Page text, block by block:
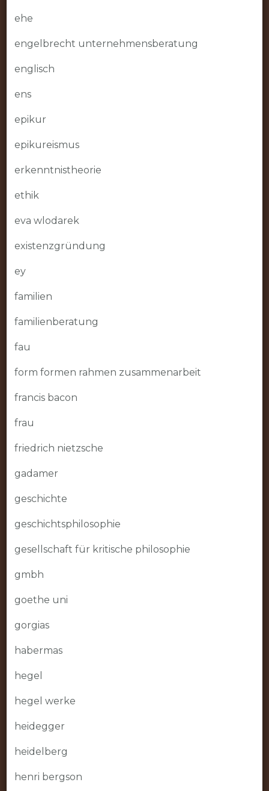
ehe
engelbrecht unternehmensberatung
englisch
ens
epikur
epikureismus
erkenntnistheorie
ethik
eva wlodarek
existenzgründung
ey
familien
familienberatung
fau
form formen rahmen zusammenarbeit
francis bacon
frau
friedrich nietzsche
gadamer
geschichte
geschichtsphilosophie
gesellschaft für kritische philosophie
gmbh
goethe uni
gorgias
habermas
hegel
hegel werke
heidegger
heidelberg
henri bergson